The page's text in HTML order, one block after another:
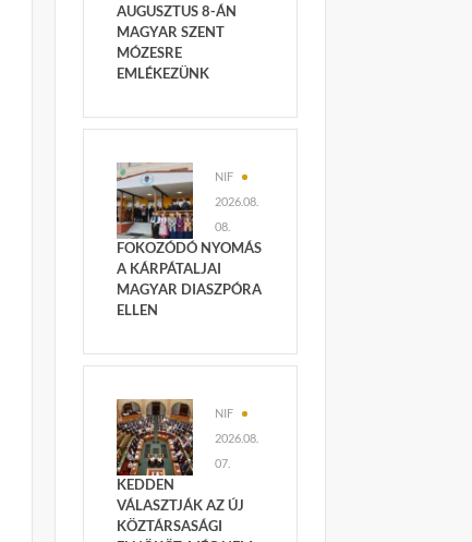
AUGUSZTUS 8-ÁN
MAGYAR SZENT
MÓZESRE
EMLÉKEZÜNK
NIF
2026.08.
08.
FOKOZÓDÓ NYOMÁS
A KÁRPÁTALJAI
MAGYAR DIASZPÓRA
ELLEN
NIF
2026.08.
07.
KEDDEN
VÁLASZTJÁK AZ ÚJ
KÖZTÁRSASÁGI